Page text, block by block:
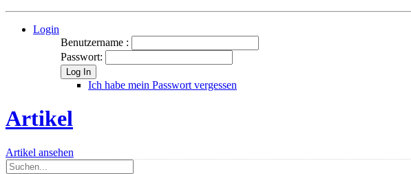
Login
Benutzername :
Passwort:
Log In
Ich habe mein Passwort vergessen
Artikel
Artikel ansehen